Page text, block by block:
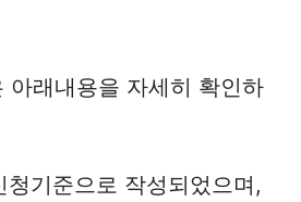
아래내용을 자세히 확인하
기준으로 작성되었으며,